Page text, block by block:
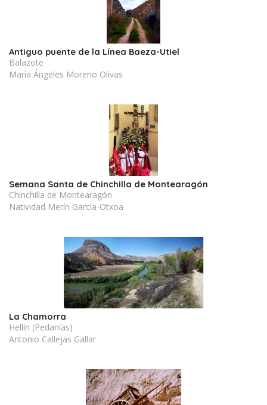
Antiguo puente de la Línea Baeza-Utiel
Balazote
María Ángeles Moreno Olivas
Semana Santa de Chinchilla de Montearagón
Chinchilla de Montearagón
Natividad Merín García-Otxoa
La Chamorra
Hellín (Pedanías)
Antonio Callejas Gallar